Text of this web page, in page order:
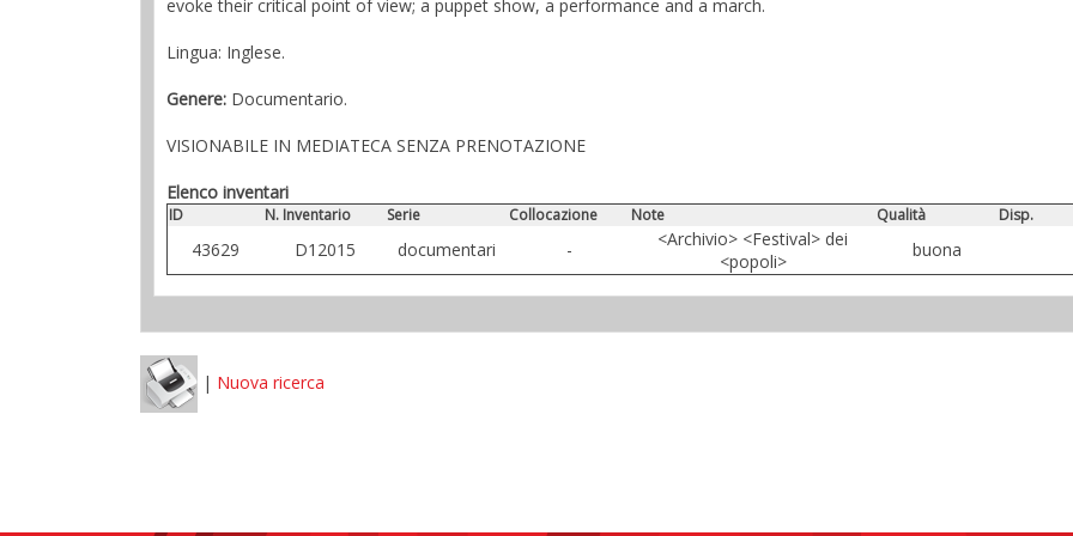
evoke their critical point of view; a puppet show, a performance and a march.
Lingua: Inglese.
Genere: Documentario.
VISIONABILE IN MEDIATECA SENZA PRENOTAZIONE
Elenco inventari
ID N. Inventario Serie Collocazione Note Qualità Disp.
43629 D12015 documentari -
<Archivio> <Festival> dei
<popoli>
buona
| Nuova ricerca